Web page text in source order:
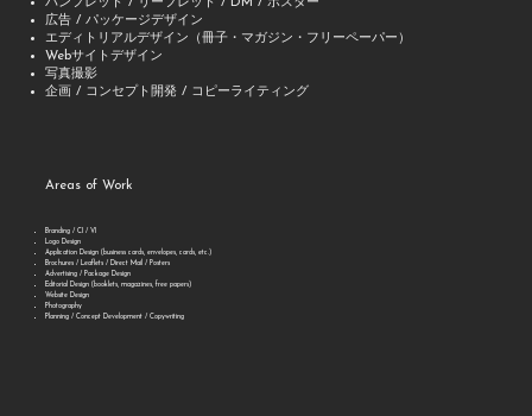
パンフレット / リーフレット / DM / ポスター
広告 / パッケージデザイン
エディトリアルデザイン（冊子・マガジン・フリーペーパー）
Webサイトデザイン
写真撮影
企画 / コンセプト開発 / コピーライティング
Areas of Work
Branding / CI / VI
Logo Design
Application Design (business cards, envelopes, cards, etc.)
Brochures / Leaflets / Direct Mail / Posters
Advertising / Package Design
Editorial Design (booklets, magazines, free papers)
Website Design
Photography
Planning / Concept Development / Copywriting